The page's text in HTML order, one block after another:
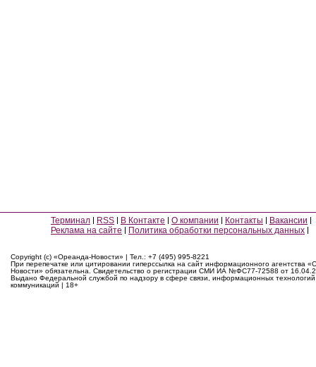
Терминал RSS В Контакте О компании Контакты
Вакансии
Реклама на сайте
Политика обработки персональных данных
Copyright (c) «Ореанда-Новости» | Тел.: +7 (495) 995-8221
При перепечатке или цитировании гиперссылка на сайт информационного агентства
Новости» обязательна. Свидетельство о регистрации СМИ ИА №ФС77-72588 от
Выдано Федеральной службой по надзору в сфере связи, информационных
коммуникаций | 18+